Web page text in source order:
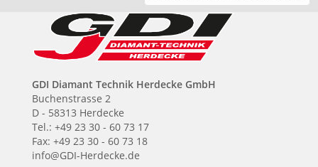
GDI Diamant Technik Herdecke GmbH
Buchenstrasse 2
D - 58313 Herdecke
Tel.: +49 23 30 - 60 73 17
Fax: +49 23 30 - 60 73 18
info@GDI-Herdecke.de